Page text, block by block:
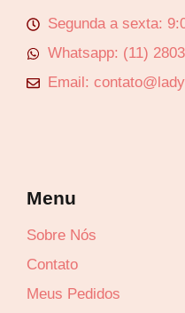
Segunda a sexta:
Whatsapp: (11)
Email:
Menu
Sobre Nós
Contato
Meus Pedidos